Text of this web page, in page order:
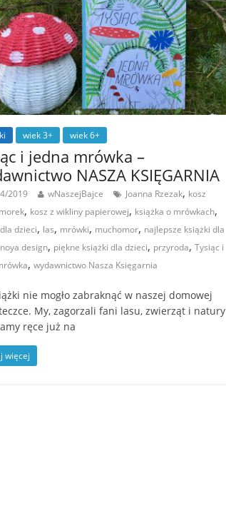
wiek 3+ wiek 6+
i jedna mrówka –
NASZA KSIĘGARNIA
2019 wNaszejBajce Joanna Rzezak, kosz
, kosz z wikliny papierowej, książka o mrówkach,
dzieci, las, mrówki, muchomor, najlepsze książki dla
noya design, piękne książki dla dzieci, przyroda, Tysiąc i
, wydawnictwo Nasza Księgarnia
nie mogło zabraknąć w naszej domowej
My, zagorzali fani lasu, zwierząt i natury
ręce już na
więcej